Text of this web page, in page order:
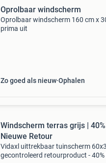
Oprolbaar windscherm
Oprolbaar windscherm 160 cm x
prima uit
Zo goed als nieuw Ophalen
Windscherm terras grijs |
Nieuwe Retour
Vidaxl uittrekbaar tuinscherm
gecontroleerd retourproduct -